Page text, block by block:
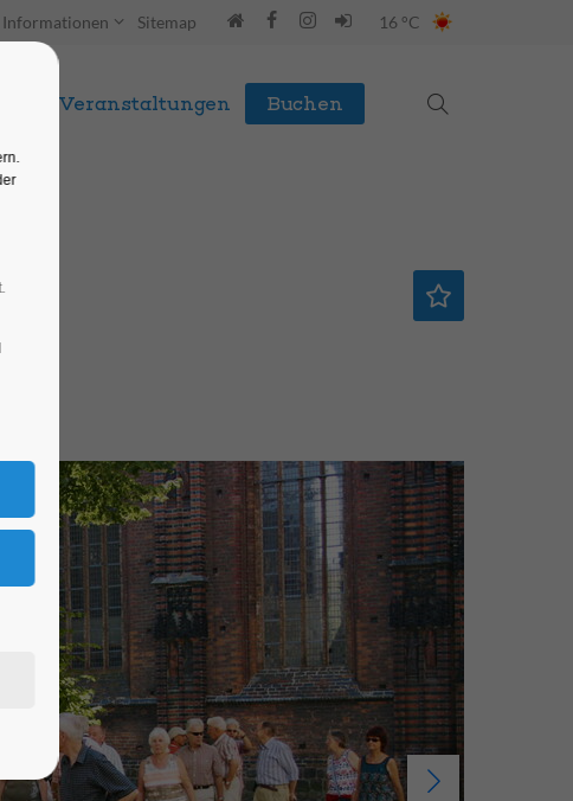
Informationen Sitemap 16 °C
Veranstaltungen Buchen